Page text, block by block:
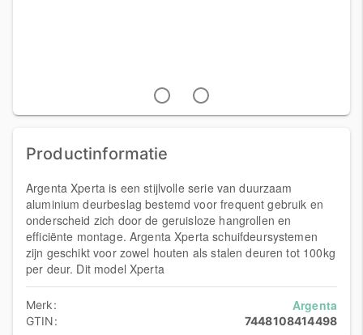
Productinformatie
Argenta Xperta is een stijlvolle serie van duurzaam
aluminium deurbeslag bestemd voor frequent gebruik en
onderscheid zich door de geruisloze hangrollen en
efficiënte montage. Argenta Xperta schuifdeursystemen
zijn geschikt voor zowel houten als stalen deuren tot 100kg
per deur. Dit model Xperta
Merk: Argenta
GTIN: 7448108414498